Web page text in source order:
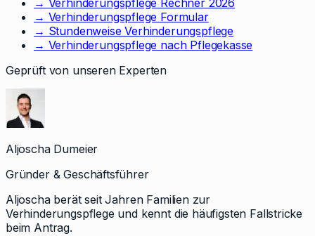
→ Verhinderungspflege Rechner 2026
→ Verhinderungspflege Formular
→ Stundenweise Verhinderungspflege
→ Verhinderungspflege nach Pflegekasse
Geprüft von unseren Experten
Aljoscha Dumeier
Gründer & Geschäftsführer
Aljoscha berät seit Jahren Familien zur
Verhinderungspflege und kennt die häufigsten Fallstricke
beim Antrag.